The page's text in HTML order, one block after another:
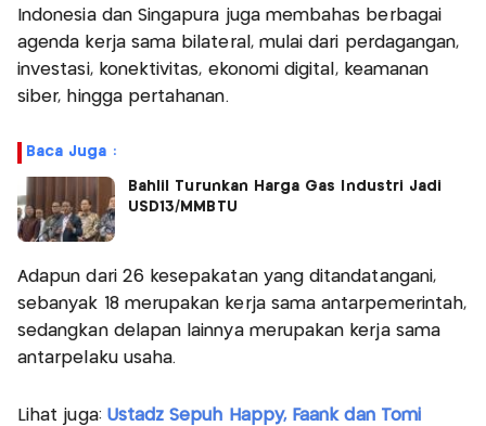
Indonesia dan Singapura juga membahas berbagai
agenda kerja sama bilateral, mulai dari perdagangan,
investasi, konektivitas, ekonomi digital, keamanan
siber, hingga pertahanan.
Baca Juga :
Bahlil Turunkan Harga Gas Industri Jadi
USD13/MMBTU
Adapun dari 26 kesepakatan yang ditandatangani,
sebanyak 18 merupakan kerja sama antarpemerintah,
sedangkan delapan lainnya merupakan kerja sama
antarpelaku usaha.
Lihat juga: Ustadz Sepuh Happy, Faank dan Tomi